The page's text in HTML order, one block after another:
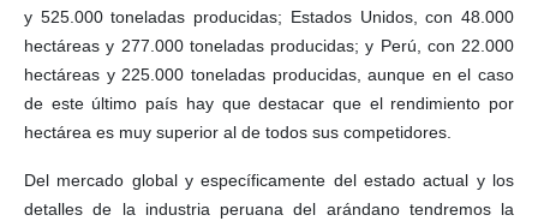
y 525.000 toneladas producidas; Estados Unidos, con 48.000
hectáreas y 277.000 toneladas producidas; y Perú, con 22.000
hectáreas y 225.000 toneladas producidas, aunque en el caso
de este último país hay que destacar que el rendimiento por
hectárea es muy superior al de todos sus competidores.
Del mercado global y específicamente del estado actual y los
detalles de la industria peruana del arándano tendremos la